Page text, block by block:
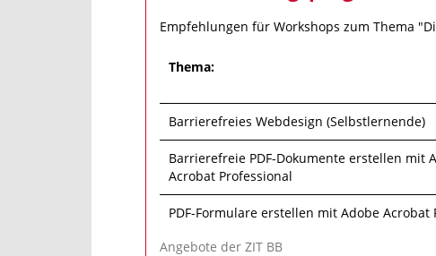
Empfehlungen für Workshops zum Thema
Angebote der ZIT BB
Thema:
Barrierefreies Webdesign (Selbstlernende)
Barrierefreie PDF-Dokumente erstellen mit
Acrobat Professional
PDF-Formulare erstellen mit Adobe Acrobat